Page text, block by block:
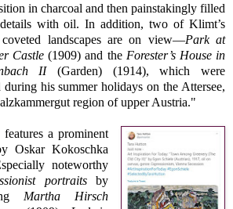
in charcoal and then painstakingly filled
with oil. In addition, two of Klimt’s
landscapes are on view—Park at
Castle (1909) and the Forester’s House in
II(Garden) (1914), which were
during his summer holidays on the Attersee,
region of upper Austria."
features a prominent
Oskar Kokoschka
noteworthy
portraitsby
Martha Hirsch